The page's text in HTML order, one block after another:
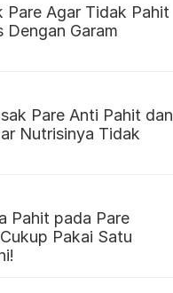
Pare Agar Tidak Pahit
Dengan Garam
Pare Anti Pahit dan
Nutrisinya Tidak
Pahit pada Pare
Pakai Satu